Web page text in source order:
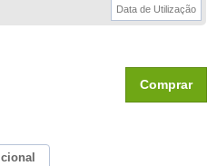
Comprar